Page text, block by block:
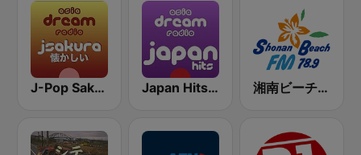
J-Pop Sakura 懐かしい Japan Hits - Asia DREAM Radio 湘南ビーチFM (Shonan Beach FM)